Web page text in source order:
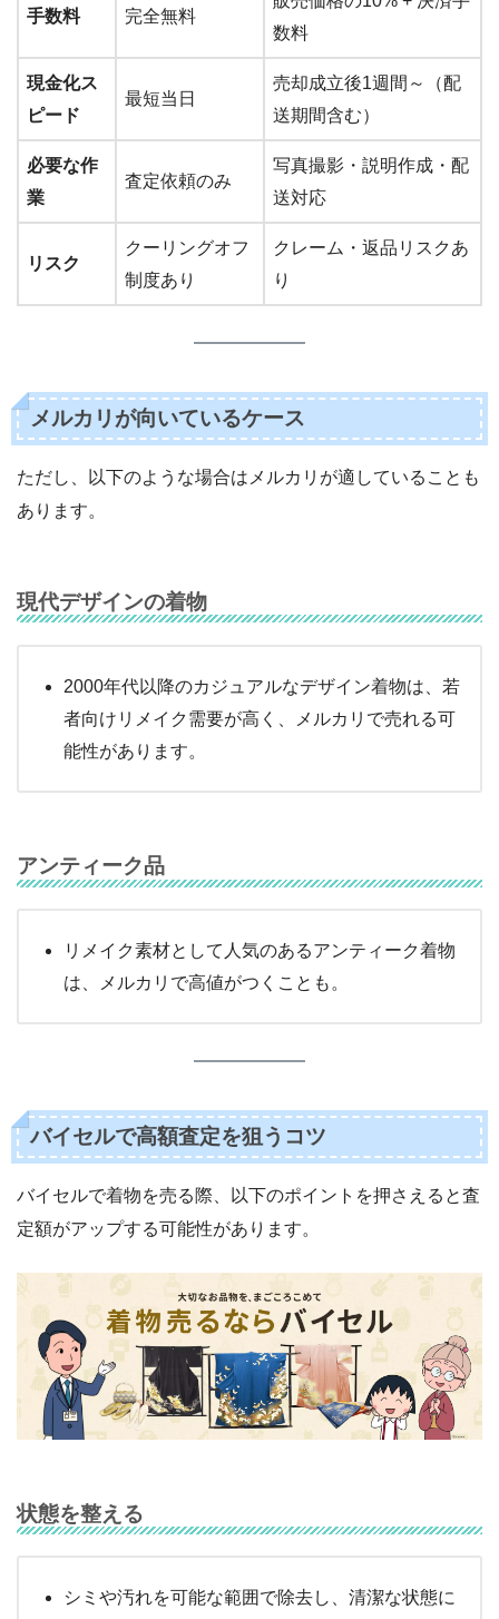
手数料 完全無料
数料
現金化ス
ピード
最短当日
売却成立後1週間～（配
送期間含む）
必要な作
業
査定依頼のみ
写真撮影・説明作成・配
送対応
リスク
クーリングオフ
制度あり
クレーム・返品リスクあ
り
メルカリが向いているケース
ただし、以下のような場合はメルカリが適していることも
あります。
現代デザインの着物
2000年代以降のカジュアルなデザイン着物は、若
者向けリメイク需要が高く、メルカリで売れる可
能性があります。
アンティーク品
リメイク素材として人気のあるアンティーク着物
は、メルカリで高値がつくことも。
バイセルで高額査定を狙うコツ
バイセルで着物を売る際、以下のポイントを押さえると査
定額がアップする可能性があります。
状態を整える
シミや汚れを可能な範囲で除去し、清潔な状態に